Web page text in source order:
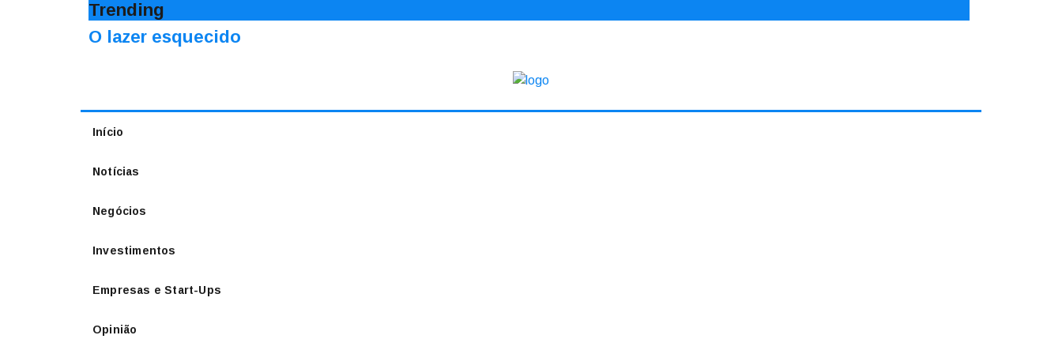
Trending
O lazer esquecido
Início
Notícias
Negócios
Investimentos
Empresas e Start-Ups
Opinião